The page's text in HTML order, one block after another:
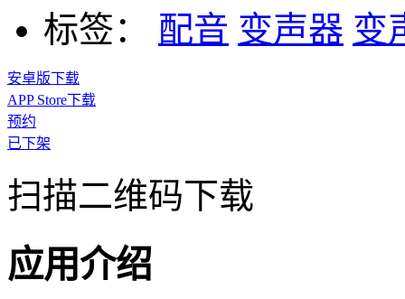
标签：
配音 变声器 变
安卓版下载
APP Store下载
预约
已下架
扫描二维码下载
应用介绍